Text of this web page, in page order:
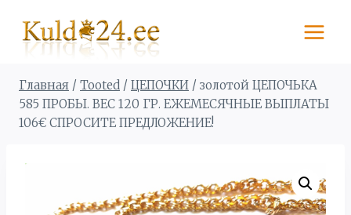
содержимому
Главная / Tooted / ЦЕПОЧКИ / золотой ЦЕПОЧЬКА
585 ПРОБЫ. BЕС 120 ГР. ЕЖЕМЕСЯЧНЫЕ ВЫПЛАТЫ
106€ СПРОСИТЕ ПРЕДЛОЖЕНИЕ!